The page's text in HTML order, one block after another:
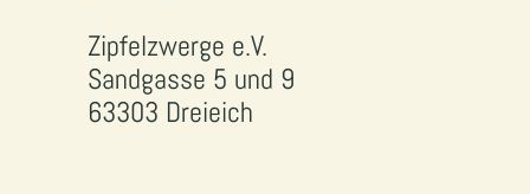
Zipfelzwerge e.V.
Sandgasse 5 und 9
63303 Dreieich